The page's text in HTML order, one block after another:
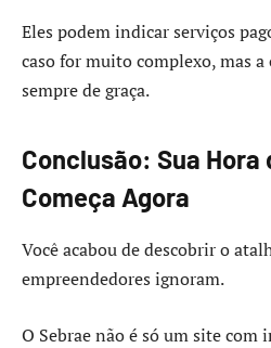
Eles podem indicar serviços
caso for muito complexo, mas
sempre de graça.
Conclusão: Sua
Começa Agora
Você acabou de descobrir o
empreendedores ignoram.
O Sebrae não é só um site com